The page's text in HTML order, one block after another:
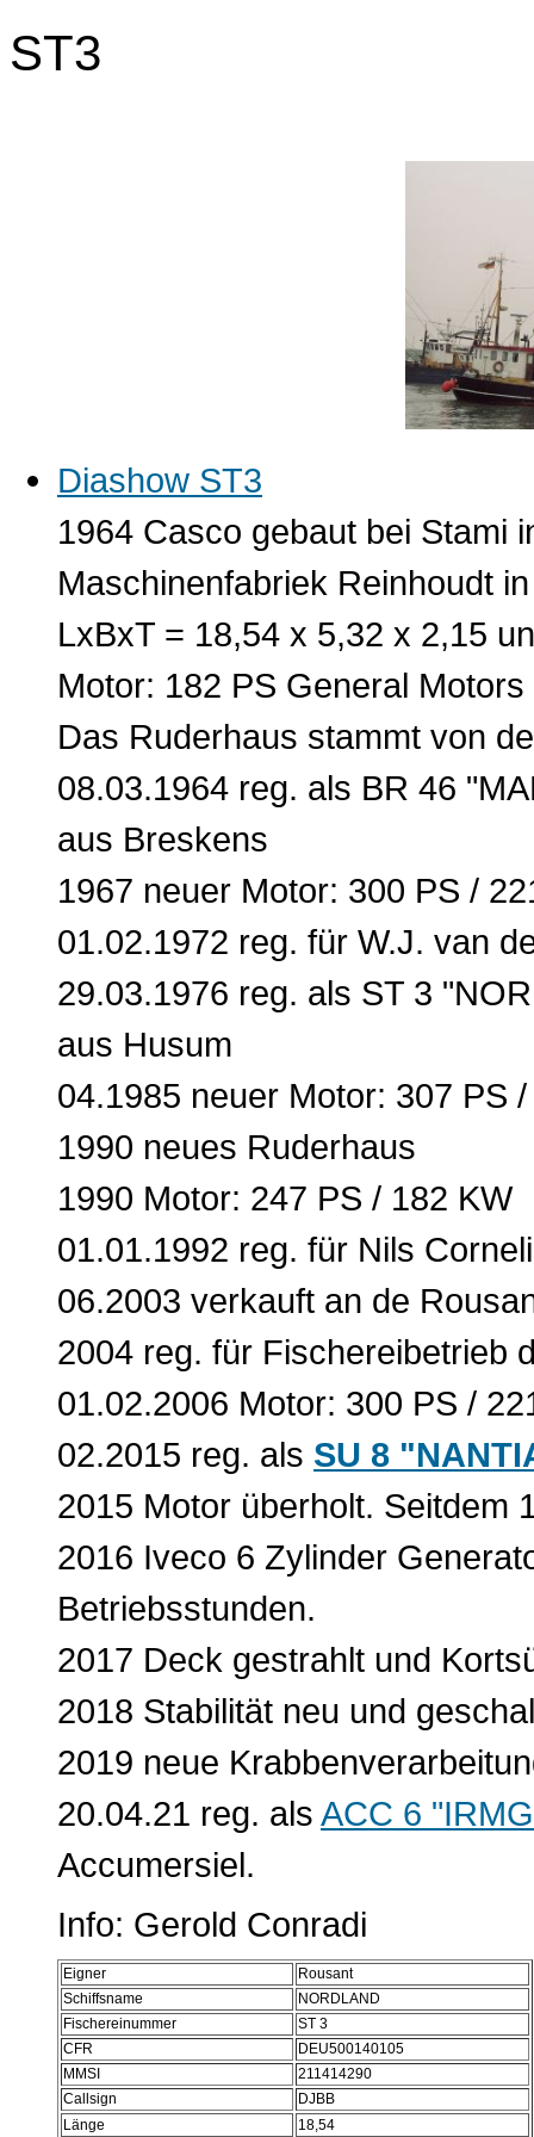
ST3
Diashow ST3
1964 Casco gebaut bei Stami
Maschinenfabriek Reinhoudt
LxBxT = 18,54 x 5,32 x 2,15
Motor: 182 PS General
Das Ruderhaus stammt von
08.03.1964 reg. als BR 46
aus Breskens
1967 neuer Motor: 300 PS /
01.02.1972 reg. für W.J. van
29.03.1976 reg. als ST 3
aus Husum
04.1985 neuer Motor: 307 PS
1990 neues Ruderhaus
1990 Motor: 247 PS / 182 KW
01.01.1992 reg. für Nils
06.2003 verkauft an de
2004 reg. für Fischereibetrieb
01.02.2006 Motor: 300 PS /
02.2015 reg. als SU 8
2015 Motor überholt. Seitdem
2016 Iveco 6 Zylinder
Betriebsstunden.
2017 Deck gestrahlt und K
2018 Stabilität neu und
2019 neue
20.04.21 reg. als ACC 6
Accumersiel.
Info: Gerold Conradi
Eigner
Rousant
Schiffsname
NORDLAND
Fischereinummer
ST 3
CFR
DEU500140105
MMSI
211414290
Callsign
DJBB
Länge
18,54